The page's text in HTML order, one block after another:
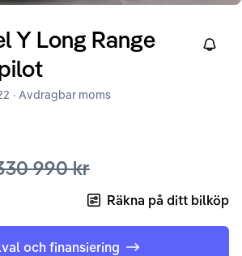
Y Long Range
Right
· Avdragbar moms
990 kr
loan example Räkna på ditt bilköp
och finansiering